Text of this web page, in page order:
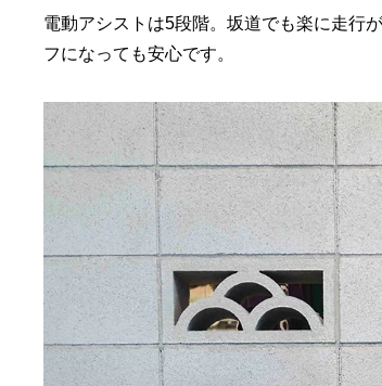
電動アシストは5段階。坂道でも楽に走行
フになっても安心です。